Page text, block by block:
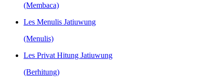
(Membaca)
Les Menulis Jatiuwung
(Menulis)
Les Privat Hitung Jatiuwung
(Berhitung)